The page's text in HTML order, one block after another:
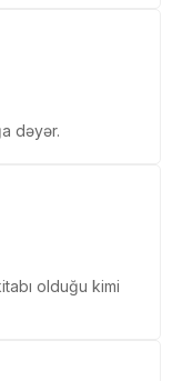
dəyər.
olduğu kimi